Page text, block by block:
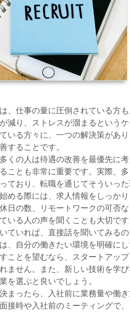
、仕事の量に圧倒されている方
減り、ストレスが溜まるという
いる方々に、一つの解決策があ
することです。
くの人は待遇の改善を最優先に
ことも非常に重要です。実際、
ており、転職を通じてそういっ
める際には、求人情報をしっか
日の数、リモートワークの可否
いる人の声を聞くことも大切で
ていれば、直接話を聞いてみる
、自分の働きたい環境を明確に
ことを望むなら、スタートアッ
ません。また、新しい技術を学
を選ぶと良いでしょう。
まったら、入社前に業務量や働
接時や入社前のミーティングで